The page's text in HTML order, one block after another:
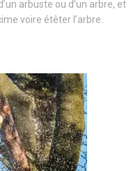
arbuste ou d’un arbre, et
voire étêter l’arbre.